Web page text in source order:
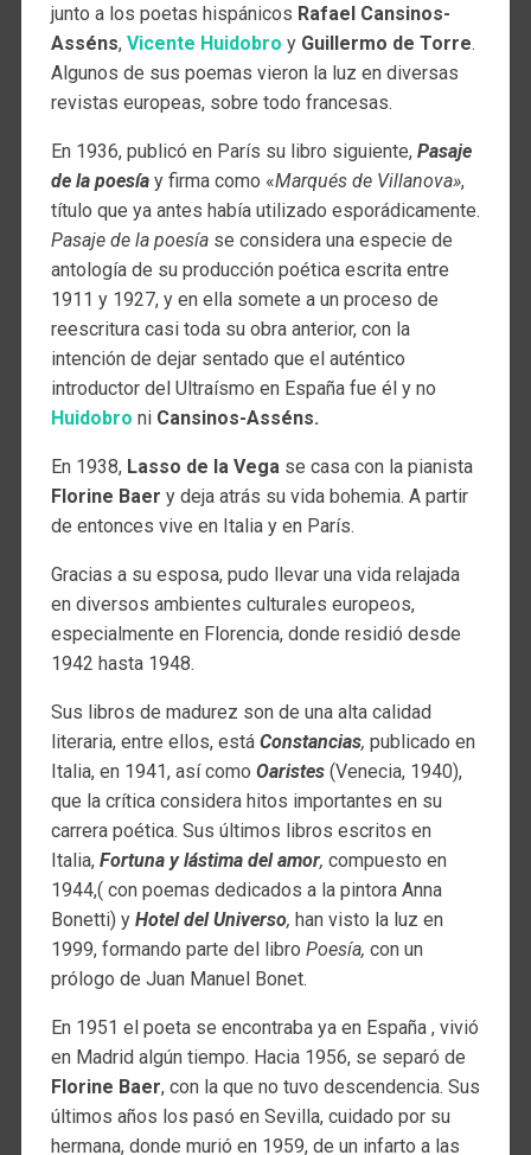
junto a los poetas hispánicos Rafael Cansinos-
Asséns, Vicente Huidobro y Guillermo de Torre.
Algunos de sus poemas vieron la luz en diversas
revistas europeas, sobre todo francesas.
En 1936, publicó en París su libro siguiente, Pasaje
de la poesíay firma como «Marqués de Villanova»,
título que ya antes había utilizado esporádicamente.
Pasaje de la poesíase considera una especie de
antología de su producción poética escrita entre
1911 y 1927, y en ella somete a un proceso de
reescritura casi toda su obra anterior, con la
intención de dejar sentado que el auténtico
introductor del Ultraísmo en España fue él y no
Huidobro ni Cansinos-Asséns.
En 1938, Lasso de la Vega se casa con la pianista
Florine Baer y deja atrás su vida bohemia. A partir
de entonces vive en Italia y en París.
Gracias a su esposa, pudo llevar una vida relajada
en diversos ambientes culturales europeos,
especialmente en Florencia, donde residió desde
1942 hasta 1948.
Sus libros de madurez son de una alta calidad
literaria, entre ellos, está Constancias, publicado en
Italia, en 1941, así como Oaristes (Venecia, 1940),
que la crítica considera hitos importantes en su
carrera poética. Sus últimos libros escritos en
Italia, Fortuna y lástima del amor, compuesto en
1944,( con poemas dedicados a la pintora Anna
Bonetti) y Hotel del Universo, han visto la luz en
1999, formando parte del libro Poesía, con un
prólogo de Juan Manuel Bonet.
En 1951 el poeta se encontraba ya en España , vivió
en Madrid algún tiempo. Hacia 1956, se separó de
Florine Baer, con la que no tuvo descendencia. Sus
últimos años los pasó en Sevilla, cuidado por su
hermana, donde murió en 1959, de un infarto a las